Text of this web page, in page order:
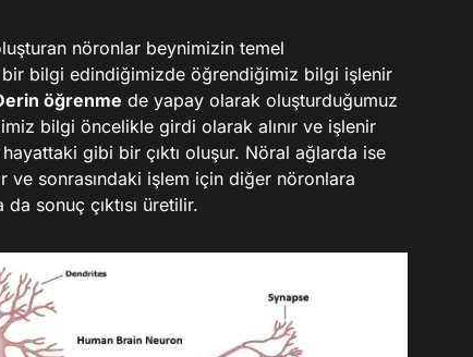
nöronlar beynimizin temel
bir bilgi edindiğimizde öğrendiğimiz bilgi işlenir
öğrenme de yapay olarak oluşturduğumuz
bilgi öncelikle girdi olarak alınır ve işlenir
hayattaki gibi bir çıktı oluşur. Nöral ağlarda ise
ve sonrasındaki işlem için diğer nöronlara
sonuç çıktısı üretilir.